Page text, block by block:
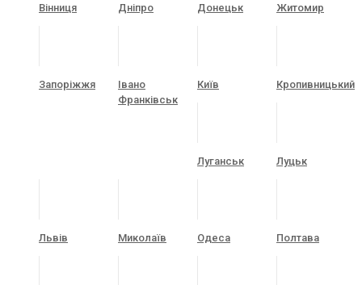
Вінниця Дніпро Донецьк Житомир
Запоріжжя
Івано
Франківськ
Київ Кропивницький
Луганськ Луцьк
Львів Миколаїв Одеса Полтава